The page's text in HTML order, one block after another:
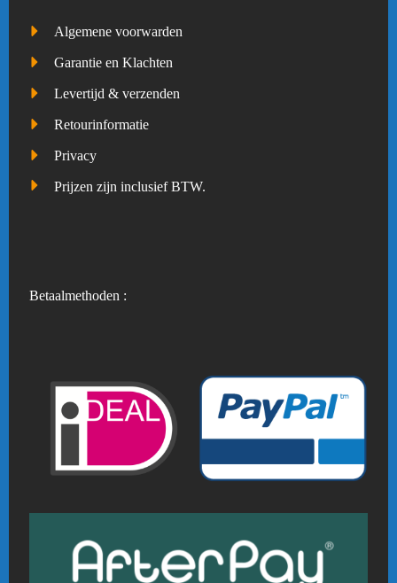
Algemene voorwarden
Garantie en Klachten
Levertijd & verzenden
Retourinformatie
Privacy
Prijzen zijn inclusief BTW.
Betaalmethoden :